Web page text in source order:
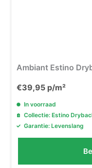
Ambiant Estino
€39,95 p/m²
In voorraad
Collectie: Estino
Garantie: Levenslang